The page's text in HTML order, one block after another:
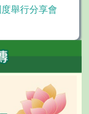
舉行分享會